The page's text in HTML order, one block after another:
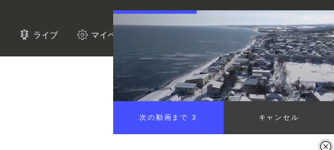
ライブ マイページ
次の動画まで 2 キャンセル